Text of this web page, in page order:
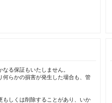
る保証もいたしません。
何らかの損害が発生した場合も、管
もしくは削除することがあり、いか